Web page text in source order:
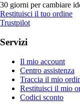
30 giorni per cambiare
Restituisci il tuo ordine
Trustpilot
Servizi
Il mio account
Centro assistenza
Traccia il mio
Restituisci il mio
Codici sconto